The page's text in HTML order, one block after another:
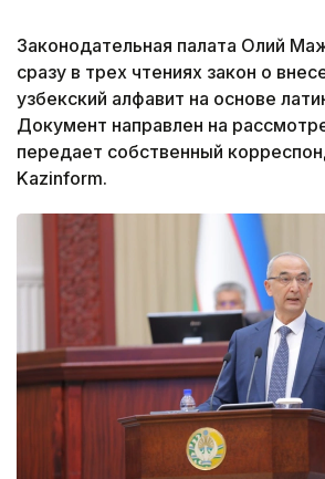
Законодательная палата Олий
сразу в трех чтениях закон о
узбекский алфавит на основе
Документ направлен на
передает собственный
Kazinform.